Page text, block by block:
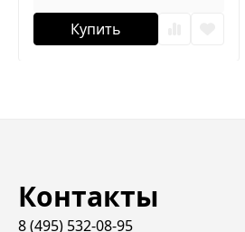
Купить
Контакты
8 (495) 532-08-95